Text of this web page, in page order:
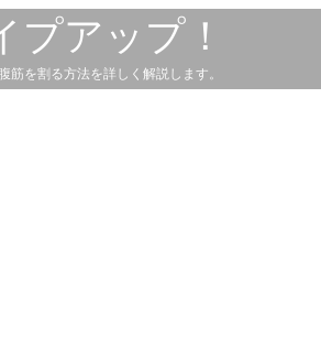
アップ！
を割る方法を詳しく解説します。